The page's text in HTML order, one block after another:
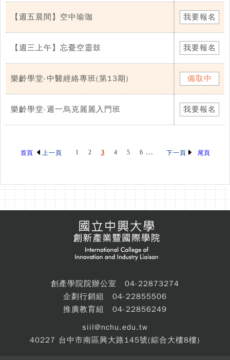
【週五晨間】空中瑜珈 我要報名
【週三上午】忘憂空靈鼓 我要報名
樂齡學堂-中醫經絡專班(第13期) 備取中
樂齡學堂-週一烏克麗麗入門班 我要報名
首頁 上一頁 1 2 3 4 5 6 ... 下一頁 尾頁
創產學院院辦公室 04-22873274
企劃行銷組 04-22855506
推廣教育組 04-22856249
siil@nchu.edu.tw
40227 台中市南區興大路145號(綜合大樓8樓)